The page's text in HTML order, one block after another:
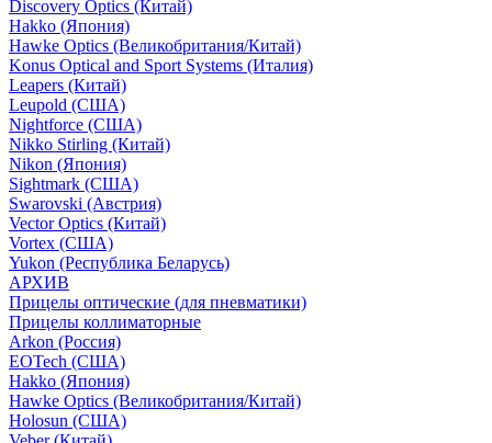
Discovery Optics (Китай)
Hakko (Япония)
Hawke Optics (Великобритания/Китай)
Konus Optical and Sport Systems (Италия)
Leapers (Китай)
Leupold (США)
Nightforce (США)
Nikko Stirling (Китай)
Nikon (Япония)
Sightmark (США)
Swarovski (Австрия)
Vector Optics (Китай)
Vortex (США)
Yukon (Республика Беларусь)
АРХИВ
Прицелы оптические (для пневматики)
Прицелы коллиматорные
Arkon (Россия)
EOTech (США)
Hakko (Япония)
Hawke Optics (Великобритания/Китай)
Holosun (США)